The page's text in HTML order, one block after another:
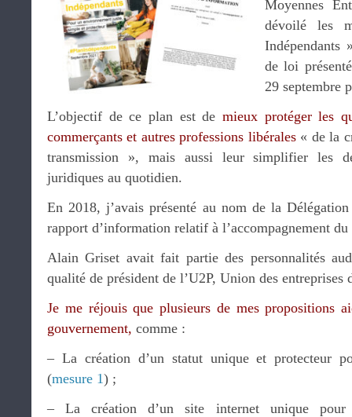
Moyennes
dévoilé les
Indépendants
de loi
29 septembre
L’objectif de ce plan est de mieux protéger les
commerçants et autres professions libérales« de la
transmission », mais aussi leur simplifier les
juridiques au quotidien.
En 2018, j’avais présenté au nom de la
rapport d’information relatif à l’accompagnement
Alain Griset avait fait partie des personnalités
qualité de président de l’U2P, Union des entreprises
Je me réjouis que plusieurs de mes propositions
gouvernement, comme :
– La création d’un statut unique et protecteur
(mesure 1) ;
– La création d’un site internet unique pour